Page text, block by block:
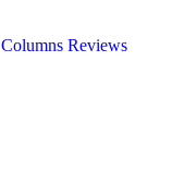
Columns Reviews